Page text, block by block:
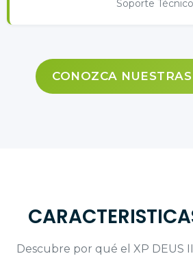
Soporte Técnico
CONOZCA
Descubre por qué el XP DEUS